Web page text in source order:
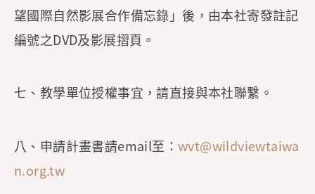
望國際自然影展合作備忘錄」後，由本社寄發註記
編號之DVD及影展摺頁。
七、教學單位授權事宜，請直接與本社聯繫。
八、申請計畫書請email至： wvt@wildviewtaiwa
n.org.tw